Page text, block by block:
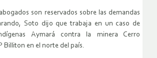
son reservados sobre las demandas
Soto dijo que trabaja en un caso de
Aymará contra la minera Cerro
Billiton en el norte del país.